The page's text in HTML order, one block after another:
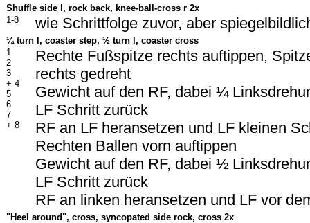
Shuffle side l, rock back, knee-ball-cross r 2x
1-8
wie Schrittfolge zuvor, aber
¼ turn l, coaster step, ½ turn l, coaster cross
1
2
3
+ 4
5
6
7
+ 8
Rechte Fußspitze rechts auftippen,
rechts gedreht
Gewicht auf den RF, dabei ¼
LF Schritt zurück
RF an LF heransetzen und LF kleinen
Rechten Ballen vorn auftippen
Gewicht auf den RF, dabei ½
LF Schritt zurück
RF an linken heransetzen und LF vor
"Heel around", cross, syncopated side rock, cross 2x